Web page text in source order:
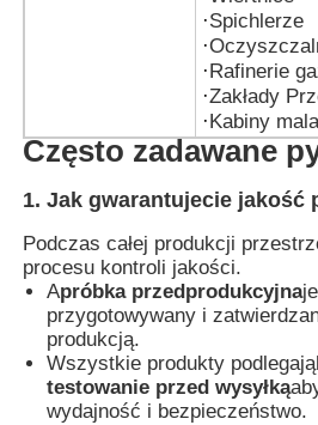
·Spichlerze
·
·Rafinerie
·Zakłady
·Kabiny
Często zadawane
1. Jak gwarantujecie jakość
Podczas całej produkcji
procesu kontroli jakości.
Apróbka przedprodukcyjna
przygotowywany i
produkcją.
Wszystkie produkty podlegają
testowanie przed wysyłką
wydajność i bezpieczeństwo.